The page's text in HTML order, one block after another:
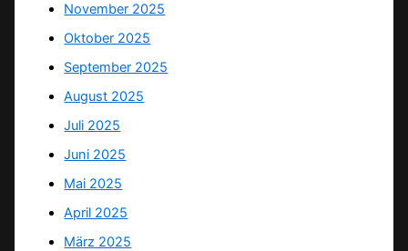
November 2025
Oktober 2025
September 2025
August 2025
Juli 2025
Juni 2025
Mai 2025
April 2025
März 2025